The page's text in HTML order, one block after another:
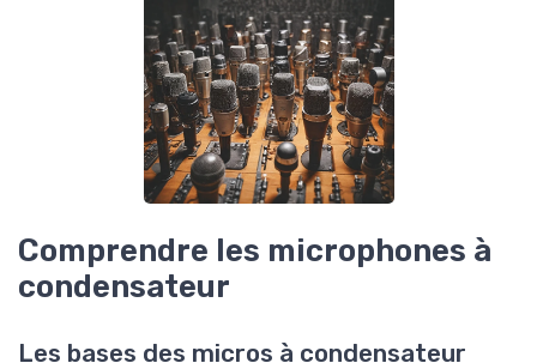
Comprendre les microphones à
condensateur
Les bases des micros à condensateur